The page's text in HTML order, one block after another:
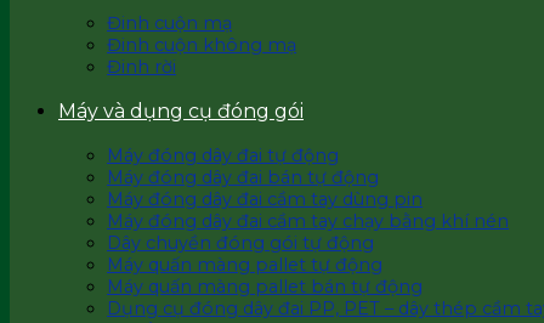
Đinh cuộn mạ
Đinh cuộn không mạ
Đinh rời
Máy và dụng cụ đóng gói
Máy đóng dây đai tự động
Máy đóng dây đai bán tự động
Máy đóng dây đai cầm tay dùng pin
Máy đóng dây đai cầm tay chạy bằng khí nén
Dây chuyền đóng gói tự động
Máy quấn màng pallet tự động
Máy quấn màng pallet bán tự động
Dụng cụ đóng dây đai PP, PET – dây thép cầm